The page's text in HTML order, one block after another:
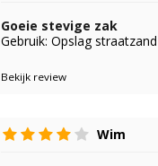
Goeie stevige zak
Gebruik: Opslag straatzand
Bekijk review
Wim